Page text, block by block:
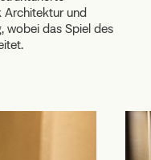
Architektur und
wobei das Spiel des